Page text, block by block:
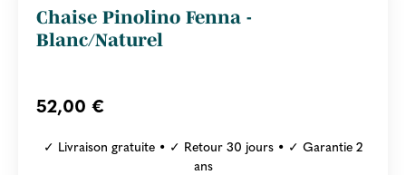
Chaise Pinolino Fenna -
Blanc/Naturel
52,00 €
✓ Livraison gratuite • ✓ Retour 30 jours • ✓ Garantie 2
ans